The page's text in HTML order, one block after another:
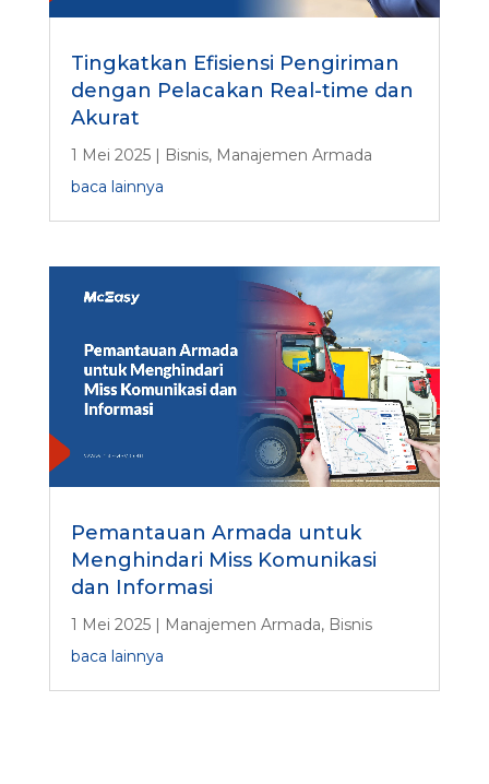
Tingkatkan Efisiensi Pengiriman
dengan Pelacakan Real-time dan
Akurat
1 Mei 2025| Bisnis, Manajemen Armada
baca lainnya
Pemantauan Armada untuk
Menghindari Miss Komunikasi
dan Informasi
1 Mei 2025| Manajemen Armada, Bisnis
baca lainnya